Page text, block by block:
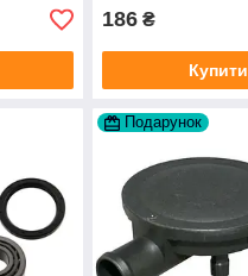
186 ₴
Купити
Подарунок